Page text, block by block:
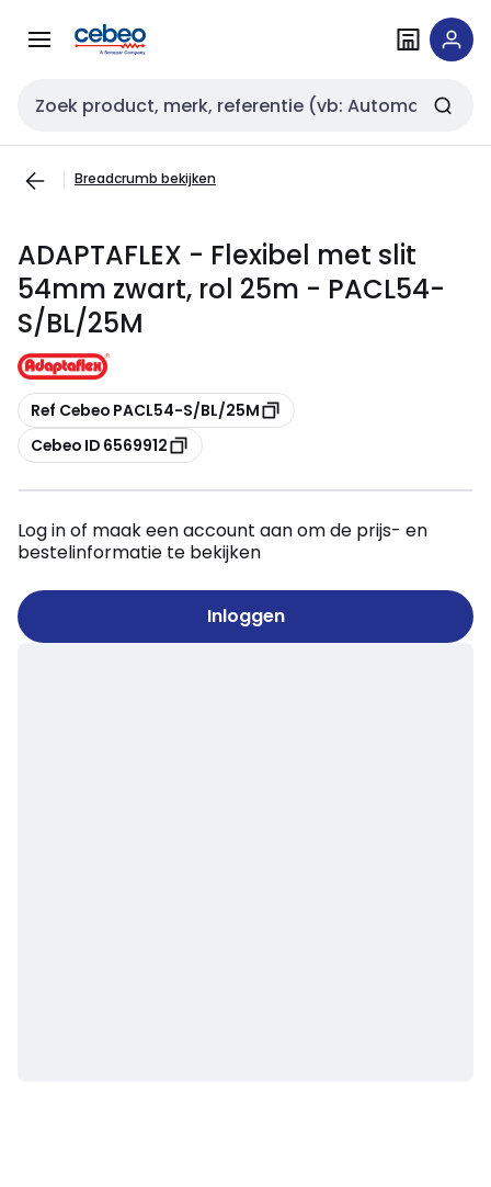
naar
naar
Zoekveld invoer
Breadcrumb bekijken
ADAPTAFLEX - Flexibel met slit
54mm zwart, rol 25m - PACL54-
S/BL/25M
Kopiëren
Ref Cebeo PACL54-S/BL/25M
Kopiëren
Cebeo ID 6569912
Log in of maak een account aan om de prijs- en
bestelinformatie te bekijken
Inloggen